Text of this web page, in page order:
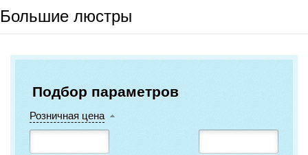
Большие люстры
Подбор параметров
Розничная цена